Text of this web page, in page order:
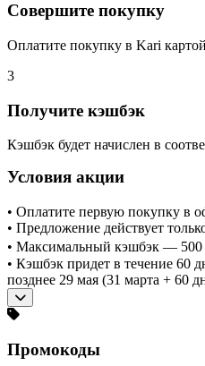
Совершите покупку
Оплатите покупку в Kari
3
Получите кэшбэк
Кэшбэк будет начислен в
Условия акции
• Оплатите первую покупку в
• Предложение действует
• Максимальный кэшбэк — 500
• Кэшбэк придет в течение 60
позднее 29 мая (31 марта + 60
Промокоды